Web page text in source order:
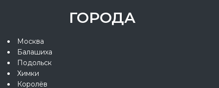
ГОРОДА
Москва
Балашиха
Подольск
Химки
Королёв